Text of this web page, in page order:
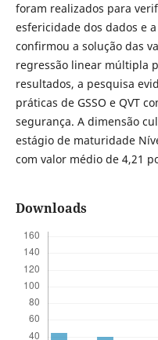
foram realizados para
esfericidade dos dados e
confirmou a solução das
regressão linear múltipla
resultados, a pesquisa
práticas de GSSO e QVT
segurança. A dimensão
estágio de maturidade
com valor médio de 4,21
Downloads